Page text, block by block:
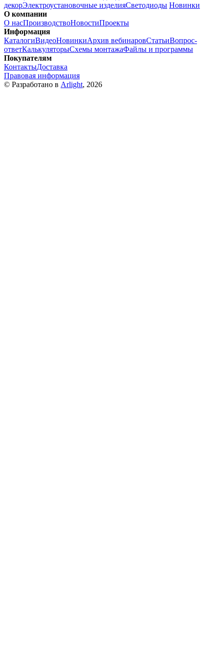
декорЭлектроустановочные изделияСветодиоды Новинки
О компании
О насПроизводствоНовостиПроекты
Информация
КаталогиВидеоНовинкиАрхив вебинаровСтатьиВопрос-
ответКалькуляторыСхемы монтажаФайлы и программы
Покупателям
КонтактыДоставка
Правовая информация
© Разработано в Arlight, 2026